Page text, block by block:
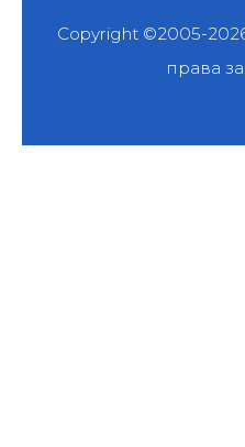
Copyright ©2005-
права